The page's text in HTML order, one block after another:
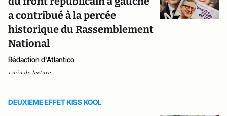
a contribué à la percée
historique du Rassemblement
National
Rédaction d'Atlantico
1 min de lecture
DEUXIEME EFFET KISS KOOL